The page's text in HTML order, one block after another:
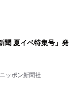
聞 夏イベ特集号」発
ッポン新聞社